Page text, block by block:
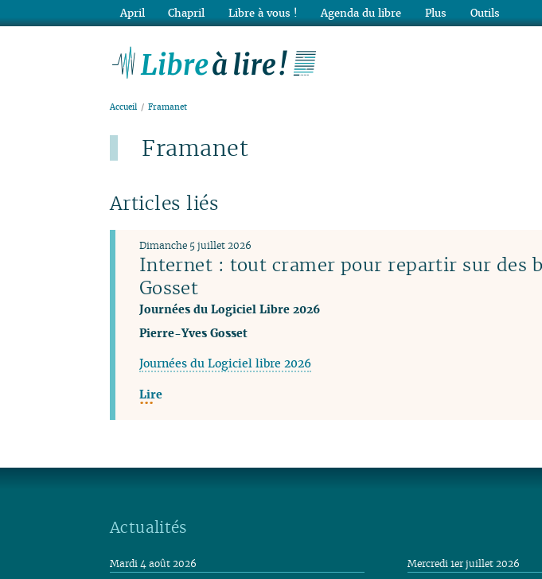
Accueil Framanet
Framanet
Articles liés
Internet : tout cramer pour repartir sur des
Gosset
Journées du Logiciel Libre 2026
Dimanche 5 juillet 2026
Pierre-Yves Gosset
Journées du Logiciel libre 2026
Lire
Actualités
Mardi 4 août 2026 Mercredi 1er juillet 2026
April Chapril Libre à vous ! Agenda du libre Plus Outils